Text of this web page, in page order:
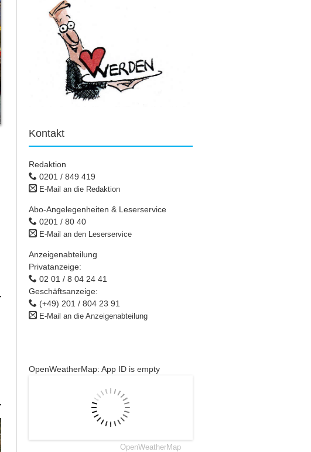
Kontakt
Redaktion
0201 / 849 419
E-Mail an die Redaktion
Abo-Angelegenheiten & Leserservice
0201 / 80 40
E-Mail an den Leserservice
Anzeigenabteilung
Privatanzeige:
02 01 / 8 04 24 41
Geschäftsanzeige:
(+49) 201 / 804 23 91
E-Mail an die Anzeigenabteilung
OpenWeatherMap: App ID is empty
OpenWeatherMap